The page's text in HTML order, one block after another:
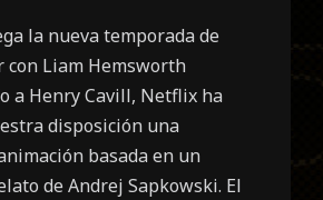
la nueva temporada de
con Liam Hemsworth
a Henry Cavill, Netflix ha
disposición una
basada en un
de Andrej Sapkowski. El